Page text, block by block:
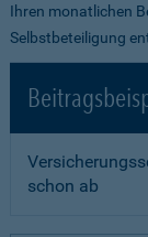
Ihren monatlichen
Selbstbeteiligung
schon ab